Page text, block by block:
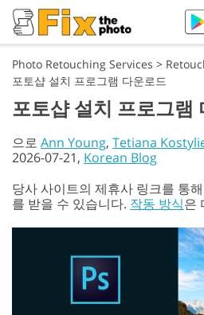
Photo Retouching Services >
포토샵 설치 프로그램 다운로드
포토샵 설치 프로그램
으로 Ann Young, Tetiana
2026-07-21, Korean Blog
당사 사이트의 제휴사 링크를 통
를 받을 수 있습니다. 작동 방식은